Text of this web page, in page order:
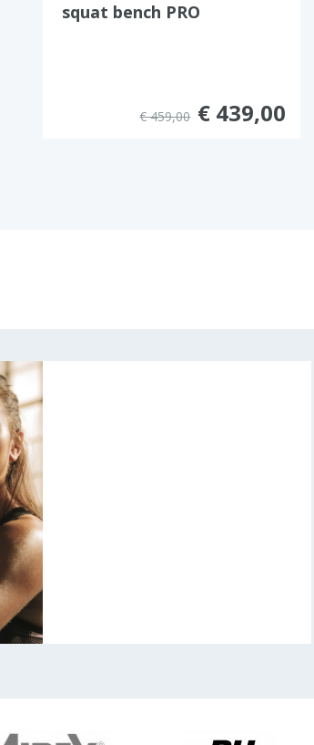
squat bench PRO
€ 459,00 € 439,00